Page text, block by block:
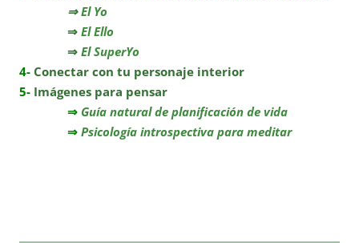
⇒ El Yo
⇒ El Ello
⇒ El SuperYo
4- Conectar con tu personaje interior
5- Imágenes para pensar
⇒ Guía natural de planificación de vida
⇒ Psicología introspectiva para meditar